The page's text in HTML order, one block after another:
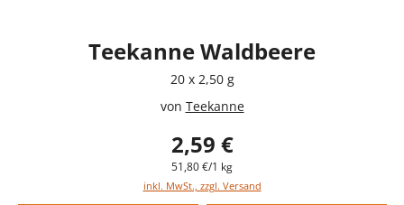
Teekanne Waldbeere
20 x 2,50 g
von Teekanne
2,59 €
51,80 €/1 kg
inkl. MwSt., zzgl. Versand